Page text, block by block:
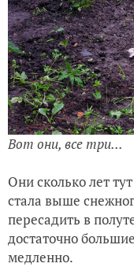
Вот они, все три...
Они сколько лет
стала выше
пересадить в
достаточно
медленно.